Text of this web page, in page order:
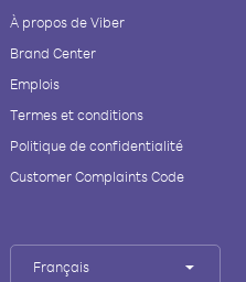
À propos de Viber
Brand Center
Emplois
Termes et conditions
Politique de confidentialité
Customer Complaints Code
Français